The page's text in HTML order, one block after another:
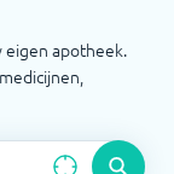
eigen apotheek.